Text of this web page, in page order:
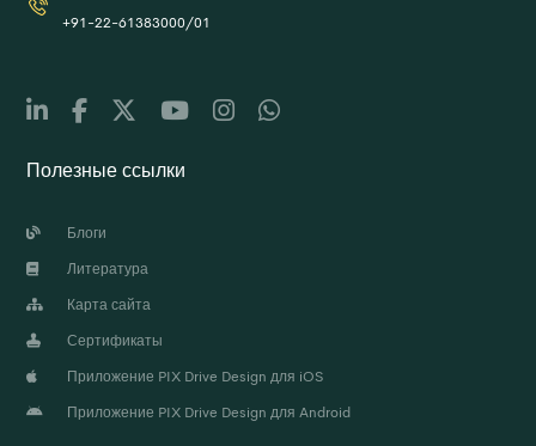
+91-22-61383000/01
Полезные ссылки
Блоги
Литература
Карта сайта
Сертификаты
Приложение PIX Drive Design для iOS
Приложение PIX Drive Design для Android